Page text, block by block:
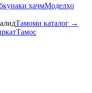
ҳаҷмМоделҳо
Тамоми каталог →
Тамос